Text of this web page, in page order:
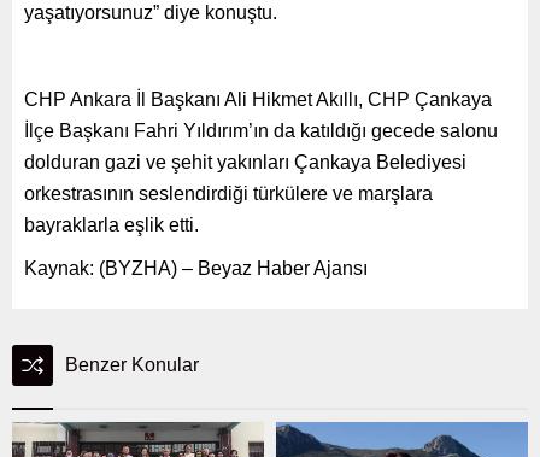
yaşatıyorsunuz” diye konuştu.
CHP Ankara İl Başkanı Ali Hikmet Akıllı, CHP Çankaya
İlçe Başkanı Fahri Yıldırım’ın da katıldığı gecede salonu
dolduran gazi ve şehit yakınları Çankaya Belediyesi
orkestrasının seslendirdiği türkülere ve marşlara
bayraklarla eşlik etti.
Kaynak: (BYZHA) – Beyaz Haber Ajansı
Benzer Konular